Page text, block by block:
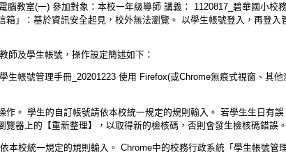
腦教室(一) 參加對象：本校一年級導師 講義： 1120817_碧華國小校
」：基於資訊安全起見，校外無法瀏覽。 以學生帳號登入，再登入
師及學生帳號，操作設定簡述如下：
帳號管理手冊_20201223 使用 Firefox(或Chrome無痕式視窗、其
。 學生的自訂帳號請依本校統一規定的規則輸入。 若學生生日有誤
器上的【重新整理】，以取得新的檢核碼，否則會發生檢核碼錯誤。
本校統一規定的規則輸入。 Chrome中的校務行政系統「學生帳號管